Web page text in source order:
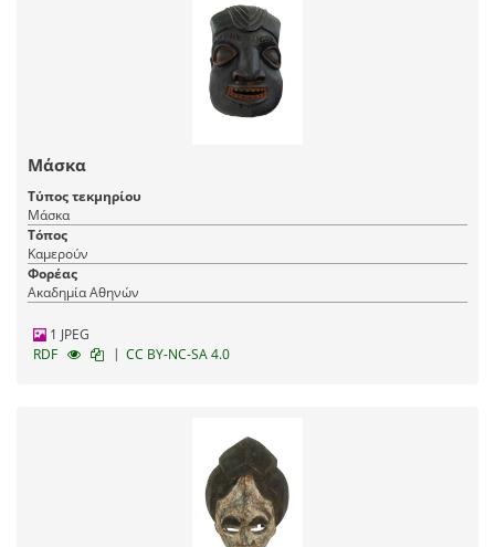
Μάσκα
Τύπος τεκμηρίου
Μάσκα
Τόπος
Καμερούν
Φορέας
Ακαδημία Αθηνών
1 JPEG
RDF
| CC BY-NC-SA 4.0